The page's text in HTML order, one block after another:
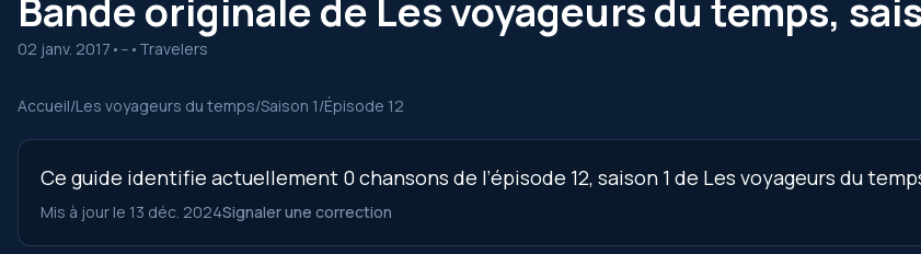
Bande originale de Les voyageurs du temps,
02 janv. 2017 • -- • Travelers
Accueil/Les voyageurs du temps/Saison 1/Épisode 12
Ce guide identifie actuellement 0 chansons de l’épisode 12, saison 1 de Les voyageurs du
Mis à jour le 13 déc. 2024Signaler une correction